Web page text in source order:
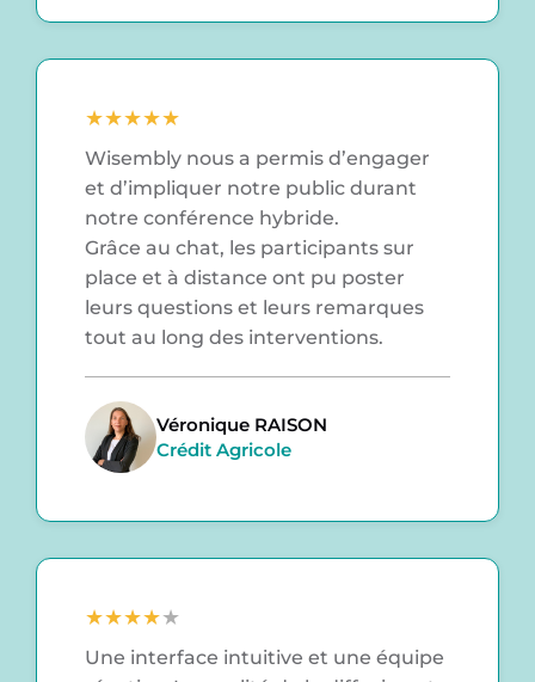
★★★★★
Wisembly nous a permis d’engager
et d’impliquer notre public durant
notre conférence hybride.
Grâce au chat, les participants sur
place et à distance ont pu poster
leurs questions et leurs remarques
tout au long des interventions.
Véronique RAISON
Crédit Agricole
★★★★★
Une interface intuitive et une équipe